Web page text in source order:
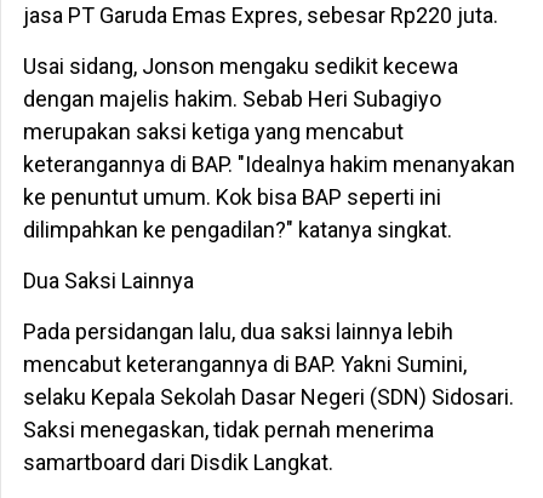
jasa PT Garuda Emas Expres, sebesar Rp220 juta.
Usai sidang, Jonson mengaku sedikit kecewa
dengan majelis hakim. Sebab Heri Subagiyo
merupakan saksi ketiga yang mencabut
keterangannya di BAP. "Idealnya hakim menanyakan
ke penuntut umum. Kok bisa BAP seperti ini
dilimpahkan ke pengadilan?" katanya singkat.
Dua Saksi Lainnya
Pada persidangan lalu, dua saksi lainnya lebih
mencabut keterangannya di BAP. Yakni Sumini,
selaku Kepala Sekolah Dasar Negeri (SDN) Sidosari.
Saksi menegaskan, tidak pernah menerima
samartboard dari Disdik Langkat.